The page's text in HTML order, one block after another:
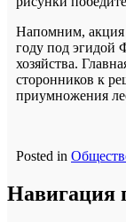
Напомним, акция
году под эгидой
хозяйства.
сторонников к
приумножения
Posted in
Навигация